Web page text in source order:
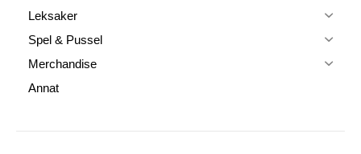
Leksaker
Spel & Pussel
Merchandise
Annat